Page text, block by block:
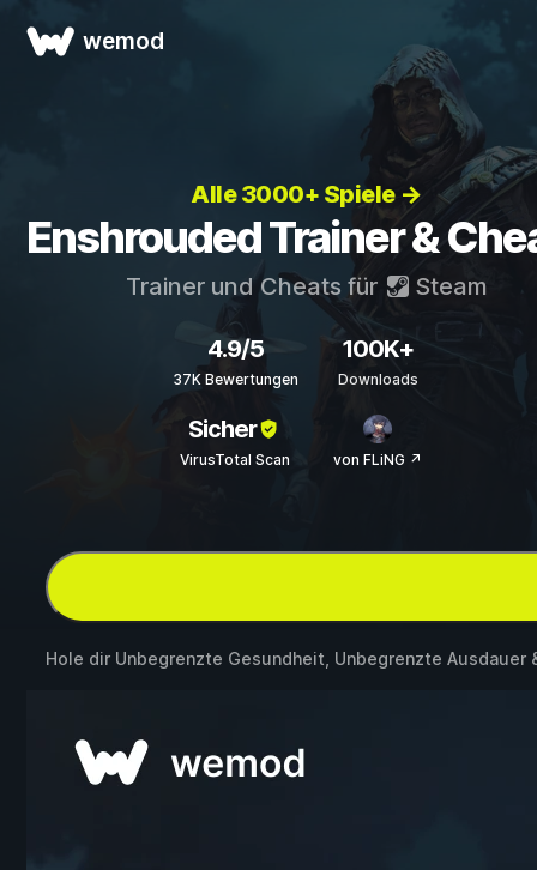
wemod
Alle 3000+ Spiele →
Enshrouded Trainer &
Trainer und Cheats für Steam
4.9/5
37K Bewertungen
100K+
Downloads
Sicher
VirusTotal Scan von FLiNG ↗
Hole dir Unbegrenzte Gesundheit, Unbegrenzte Ausdauer